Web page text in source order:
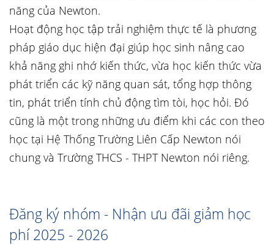
năng của Newton.
Hoạt động học tập trải nghiệm thực tế là phương
pháp giáo dục hiện đại giúp học sinh nâng cao
khả năng ghi nhớ kiến thức, vừa học kiến thức vừa
phát triển các kỹ năng quan sát, tổng hợp thông
tin, phát triển tính chủ động tìm tòi, học hỏi. Đó
cũng là một trong những ưu điểm khi các con theo
học tại Hệ Thống Trường Liên Cấp Newton nói
chung và Trường THCS - THPT Newton nói riêng.
Đăng ký nhóm - Nhận ưu đãi giảm học
phí 2025 - 2026